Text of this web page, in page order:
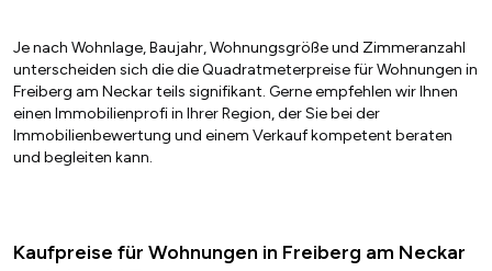
Je nach Wohnlage, Baujahr, Wohnungsgröße und Zimmeranzahl
unterscheiden sich die die Quadratmeterpreise für Wohnungen in
Freiberg am Neckar teils signifikant. Gerne empfehlen wir Ihnen
einen Immobilienprofi in Ihrer Region, der Sie bei der
Immobilienbewertung und einem Verkauf kompetent beraten
und begleiten kann.
Kaufpreise für Wohnungen in Freiberg am Neckar